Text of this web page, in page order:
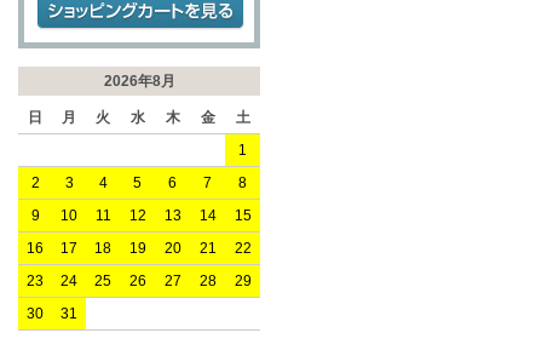
2026年8月
日 月 火 水 木 金
土
1
2
3 4 5 6 7
8
9
10 11 12 13 14
15
16
17 18 19 20 21
22
23
24 25 26 27 28
29
30
31